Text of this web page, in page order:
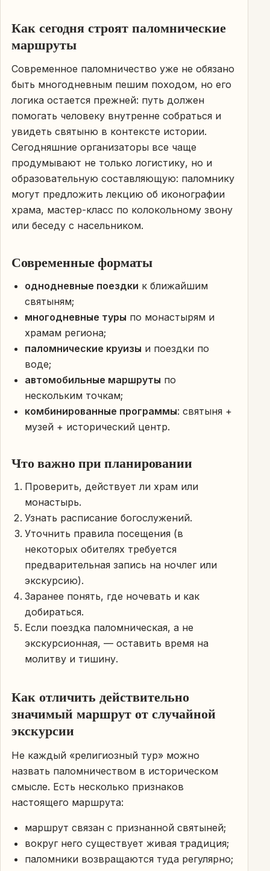
Как сегодня строят паломнические
маршруты
Современное паломничество уже не обязано
быть многодневным пешим походом, но его
логика остается прежней: путь должен
помогать человеку внутренне собраться и
увидеть святыню в контексте истории.
Сегодняшние организаторы все чаще
продумывают не только логистику, но и
образовательную составляющую: паломнику
могут предложить лекцию об иконографии
храма, мастер-класс по колокольному звону
или беседу с насельником.
Современные форматы
однодневные поездки к ближайшим
святыням;
многодневные туры по монастырям и
храмам региона;
паломнические круизы и поездки по
воде;
автомобильные маршруты по
нескольким точкам;
комбинированные программы: святыня +
музей + исторический центр.
Что важно при планировании
Проверить, действует ли храм или
монастырь.
Узнать расписание богослужений.
Уточнить правила посещения (в
некоторых обителях требуется
предварительная запись на ночлег или
экскурсию).
Заранее понять, где ночевать и как
добираться.
Если поездка паломническая, а не
экскурсионная, — оставить время на
молитву и тишину.
Как отличить действительно
значимый маршрут от случайной
экскурсии
Не каждый «религиозный тур» можно
назвать паломничеством в историческом
смысле. Есть несколько признаков
настоящего маршрута:
маршрут связан с признанной святыней;
вокруг него существует живая традиция;
паломники возвращаются туда регулярно;